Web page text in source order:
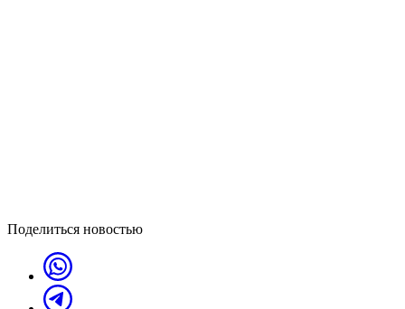
Поделиться новостью